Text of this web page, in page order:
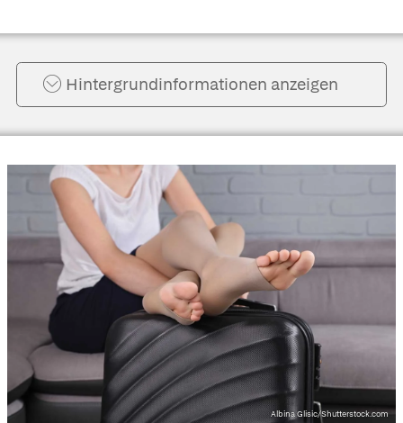
Hintergrund­informationen anzeigen
Albina Glisic/Shutterstock.com